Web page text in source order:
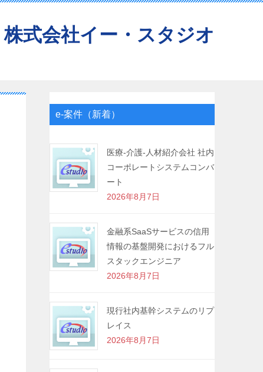
株式会社イー・スタジオ
e-案件（新着）
医療-介護-人材紹介会社 社内
コーポレートシステムコンバ
ート
2026年8月7日
金融系SaaSサービスの信用
情報の基盤開発におけるフル
スタックエンジニア
2026年8月7日
現行社内基幹システムのリプ
レイス
2026年8月7日